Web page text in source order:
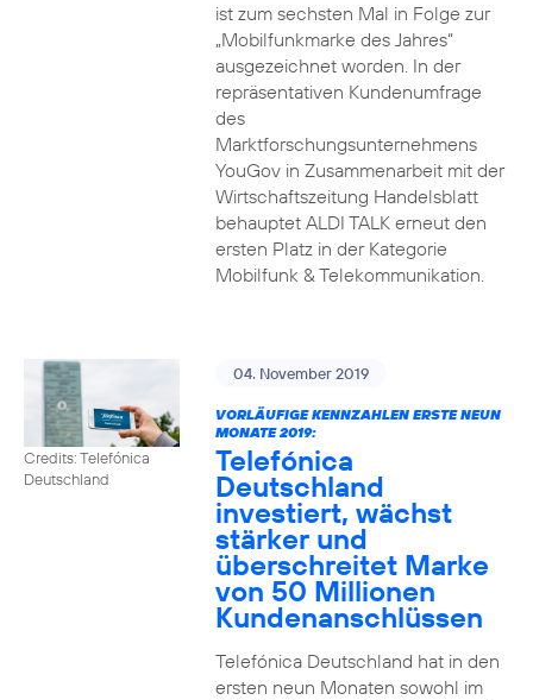
ist zum sechsten Mal in Folge zur
„Mobilfunkmarke des Jahres“
ausgezeichnet worden. In der
repräsentativen Kundenumfrage
des
Marktforschungsunternehmens
YouGov in Zusammenarbeit mit der
Wirtschaftszeitung Handelsblatt
behauptet ALDI TALK erneut den
ersten Platz in der Kategorie
Mobilfunk & Telekommunikation.
Credits: Telefónica
Deutschland
04. November 2019
VORLÄUFIGE KENNZAHLEN ERSTE NEUN
MONATE 2019:
Telefónica
Deutschland
investiert, wächst
stärker und
überschreitet Marke
von 50 Millionen
Kundenanschlüssen
Telefónica Deutschland hat in den
ersten neun Monaten sowohl im